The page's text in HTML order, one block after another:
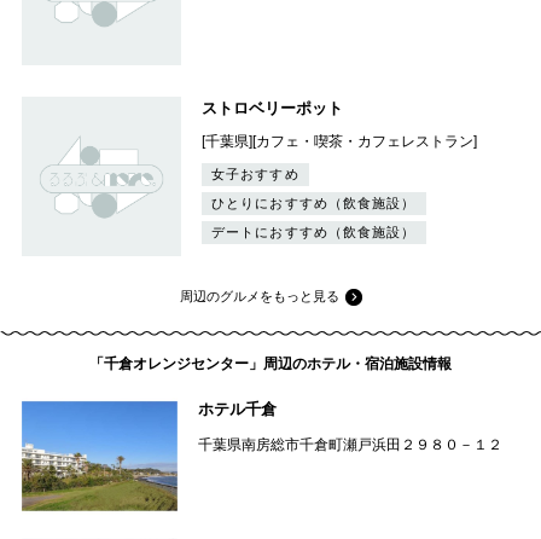
ストロベリーポット
[千葉県][カフェ・喫茶・カフェレストラン]
女子おすすめ
ひとりにおすすめ（飲食施設）
デートにおすすめ（飲食施設）
周辺のグルメをもっと見る
「千倉オレンジセンター」周辺のホテル・宿泊施設情報
ホテル千倉
千葉県南房総市千倉町瀬戸浜田２９８０－１２